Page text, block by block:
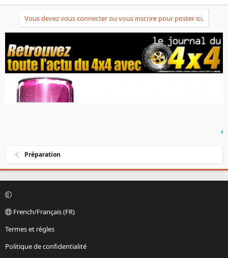
Vous devez vous connecter ou vous inscrire pour poster ici.
Préparation
French/Français (FR)
Termes et règles
Politique de confidentialité